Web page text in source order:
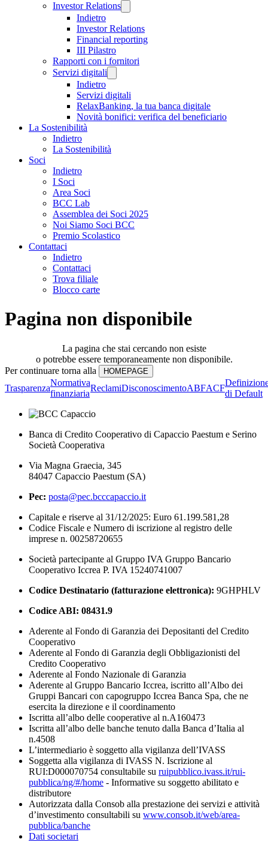
Investor Relations
Indietro
Investor Relations
Financial reporting
III Pilastro
Rapporti con i fornitori
Servizi digitali
Indietro
Servizi digitali
RelaxBanking, la tua banca digitale
Novità bonifici: verifica del beneficiario
La Sostenibilità
Indietro
La Sostenibilità
Soci
Indietro
I Soci
Area Soci
BCC Lab
Assemblea dei Soci 2025
Noi Siamo Soci BCC
Premio Scolastico
Contattaci
Indietro
Contattaci
Trova filiale
Blocco carte
Pagina non disponibile
La pagina che stai cercando non esiste
o potrebbe essere temporaneamente non disponibile.
Per continuare torna alla
Trasparenza
Normativa
finanziaria
ReclamiDisconoscimentoABFACF
di Default
Banca di Credito Cooperativo di Capaccio Paestum e Serino
Società Cooperativa
Via Magna Graecia, 345
84047 Capaccio Paestum (SA)
Pec: posta@pec.bcccapaccio.it
Capitale e riserve al 31/12/2025: Euro 61.199.581,28
Codice Fiscale e Numero di iscrizione al registro delle
imprese n. 00258720655
Società partecipante al Gruppo IVA Gruppo Bancario
Cooperativo Iccrea P. IVA 15240741007
Codice Destinatario (fatturazione elettronica): 9GHPHLV
Codice ABI: 08431.9
Aderente al Fondo di Garanzia dei Depositanti del Credito
Cooperativo
Aderente al Fondo di Garanzia degli Obbligazionisti del
Credito Cooperativo
Aderente al Fondo Nazionale di Garanzia
Aderente al Gruppo Bancario Iccrea, iscritto all’Albo dei
Gruppi Bancari con capogruppo Iccrea Banca Spa, che ne
esercita la direzione e il coordinamento
Iscritta all’albo delle cooperative al n.A160473
Iscritta all’albo delle banche tenuto dalla Banca d’Italia al
n.4508
L’intermediario è soggetto alla vigilanza dell’IVASS
Soggetta alla vigilanza di IVASS N. Iscrizione al
RUI:D000070754 consultabile su ruipubblico.ivass.it/rui-
pubblica/ng/#/home - Informative su soggetto abilitato e
distributore
Autorizzata dalla Consob alla prestazione dei servizi e attività
d’investimento consultabili su www.consob.it/web/area-
pubblica/banche
Dati societari